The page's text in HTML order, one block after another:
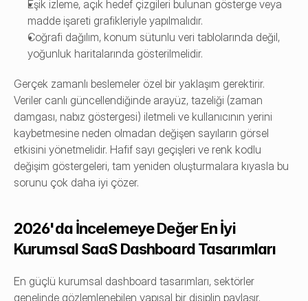
Eşik izleme, açık hedef çizgileri bulunan gösterge veya
madde işareti grafikleriyle yapılmalıdır.
Coğrafi dağılım, konum sütunlu veri tablolarında değil,
yoğunluk haritalarında gösterilmelidir.
Gerçek zamanlı beslemeler özel bir yaklaşım gerektirir.
Veriler canlı güncellendiğinde arayüz, tazeliği (zaman
damgası, nabız göstergesi) iletmeli ve kullanıcının yerini
kaybetmesine neden olmadan değişen sayıların görsel
etkisini yönetmelidir. Hafif sayı geçişleri ve renk kodlu
değişim göstergeleri, tam yeniden oluşturmalara kıyasla bu
sorunu çok daha iyi çözer.
2026'da İncelemeye Değer En İyi
Kurumsal SaaS Dashboard Tasarımları
En güçlü kurumsal dashboard tasarımları, sektörler
genelinde gözlemlenebilen yapısal bir disiplin paylaşır.